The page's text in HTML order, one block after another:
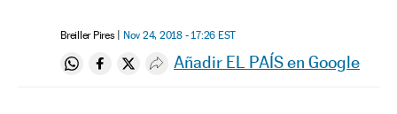
Breiller Pires Nov 24, 2018 - 17:26 EST
Compartir en Whatsapp
Compartir en Facebook
Compartir en Twitter
Desplegar Redes Sociales
Añadir EL PAÍS en Google